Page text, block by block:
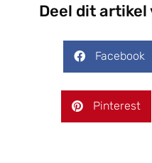
Deel dit artikel
Facebook
Pinterest